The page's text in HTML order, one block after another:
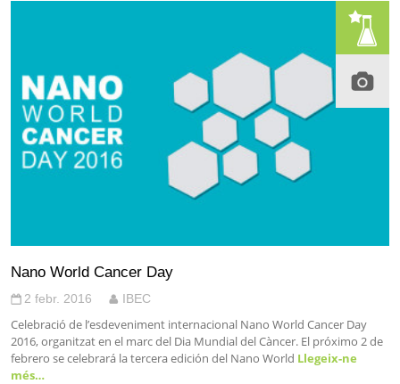
Nano World Cancer Day
2 febr. 2016 IBEC
Celebració de l’esdeveniment internacional Nano World Cancer Day
2016, organitzat en el marc del Dia Mundial del Càncer. El próximo 2 de
febrero se celebrará la tercera edición del Nano World Llegeix-ne
més…